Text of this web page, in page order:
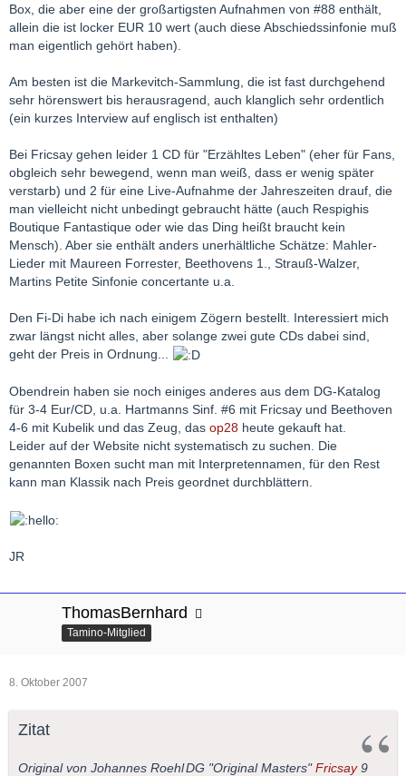
Box, die aber eine der großartigsten Aufnahmen von #88 enthält,
allein die ist locker EUR 10 wert (auch diese Abschiedssinfonie muß
man eigentlich gehört haben).
Am besten ist die Markevitch-Sammlung, die ist fast durchgehend
sehr hörenswert bis herausragend, auch klanglich sehr ordentlich
(ein kurzes Interview auf englisch ist enthalten)
Bei Fricsay gehen leider 1 CD für "Erzähltes Leben" (eher für Fans,
obgleich sehr bewegend, wenn man weiß, dass er wenig später
verstarb) und 2 für eine Live-Aufnahme der Jahreszeiten drauf, die
man vielleicht nicht unbedingt gebraucht hätte (auch Respighis
Boutique Fantastique oder wie das Ding heißt braucht kein
Mensch). Aber sie enthält anders unerhältliche Schätze: Mahler-
Lieder mit Maureen Forrester, Beethovens 1., Strauß-Walzer,
Martins Petite Sinfonie concertante u.a.
Den Fi-Di habe ich nach einigem Zögern bestellt. Interessiert mich
zwar längst nicht alles, aber solange zwei gute CDs dabei sind,
geht der Preis in Ordnung...
Obendrein haben sie noch einiges anderes aus dem DG-Katalog
für 3-4 Eur/CD, u.a. Hartmanns Sinf. #6 mit Fricsay und Beethoven
4-6 mit Kubelik und das Zeug, das op28 heute gekauft hat.
Leider auf der Website nicht systematisch zu suchen. Die
genannten Boxen sucht man mit Interpretennamen, für den Rest
kann man Klassik nach Preis geordnet durchblättern.
JR
ThomasBernhard
Tamino-Mitglied
8. Oktober 2007
Zitat
Original von Johannes RoehlDG "Original Masters"Fricsay9